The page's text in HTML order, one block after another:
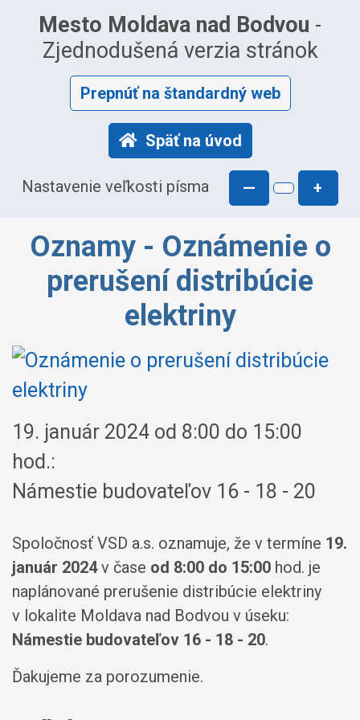
Mesto Moldava nad Bodvou -
Zjednodušená verzia stránok
Prepnúť na štandardný web
Späť na úvod
Nastavenie veľkosti písma — +
Oznamy - Oznámenie o
prerušení distribúcie
elektriny
19. január 2024 od 8:00 do 15:00
hod.:
Námestie budovateľov 16 - 18 - 20
Spoločnosť VSD a.s. oznamuje, že v termíne 19.
január 2024v čase od 8:00 do 15:00 hod. je
naplánované prerušenie distribúcie elektriny
v lokalite Moldava nad Bodvou v úseku:
Námestie budovateľov 16 - 18 - 20.
Ďakujeme za porozumenie.